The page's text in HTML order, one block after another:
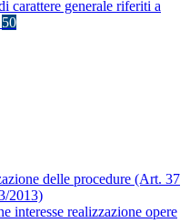
carattere generale riferiti a
50
delle procedure (Art. 37
2013)
interesse realizzazione opere